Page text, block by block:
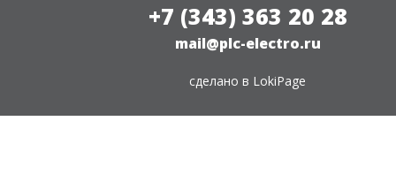
+7 (343) 363 20 28
mail@plc-electro.ru
сделано в LokiPage